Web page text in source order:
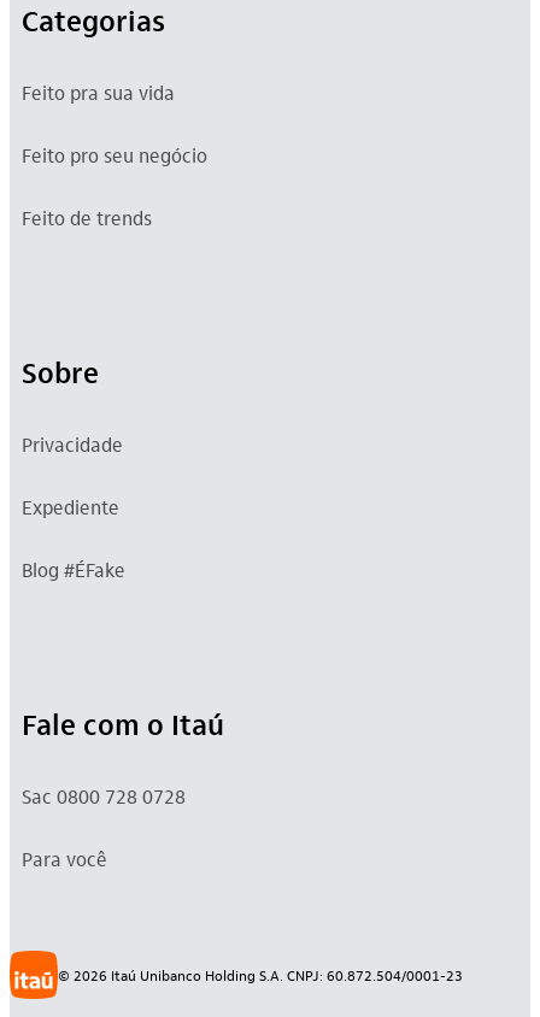
Categorias
Feito pra sua vida
Feito pro seu negócio
Feito de trends
Sobre
Privacidade
Expediente
Blog #ÉFake
Fale com o Itaú
Sac 0800 728 0728
Para você
© 2026 Itaú Unibanco Holding S.A. CNPJ: 60.872.504/0001-23